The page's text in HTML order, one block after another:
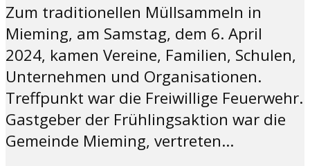
Zum traditionellen Müllsammeln in
Mieming, am Samstag, dem 6. April
2024, kamen Vereine, Familien, Schulen,
Unternehmen und Organisationen.
Treffpunkt war die Freiwillige Feuerwehr.
Gastgeber der Frühlingsaktion war die
Gemeinde Mieming, vertreten...